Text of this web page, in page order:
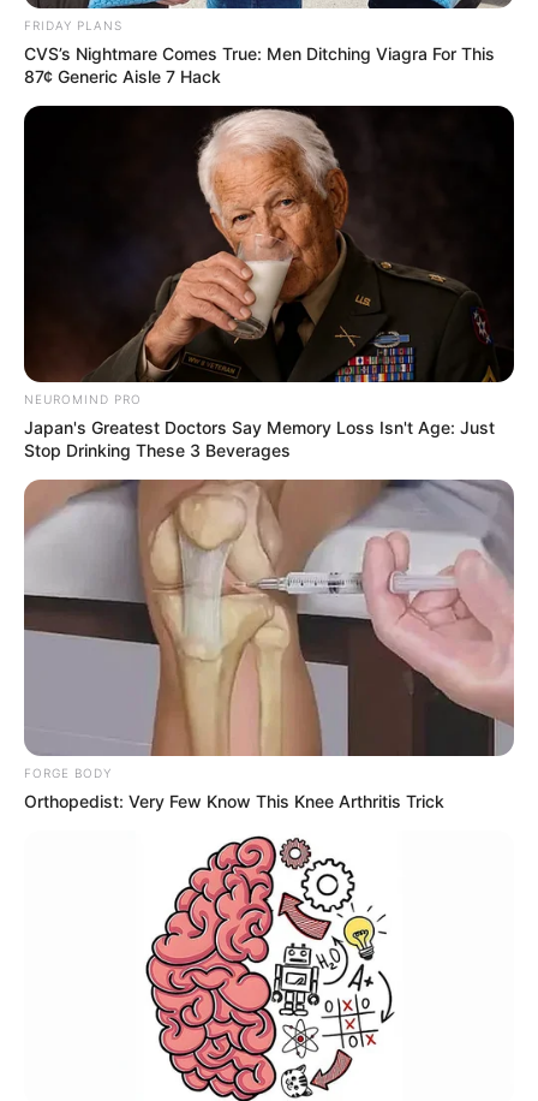
FRIDAY PLANS
CVS’s Nightmare Comes True: Men Ditching Viagra For This
87¢ Generic Aisle 7 Hack
NEUROMIND PRO
Japan's Greatest Doctors Say Memory Loss Isn't Age: Just
Stop Drinking These 3 Beverages
FORGE BODY
Orthopedist: Very Few Know This Knee Arthritis Trick